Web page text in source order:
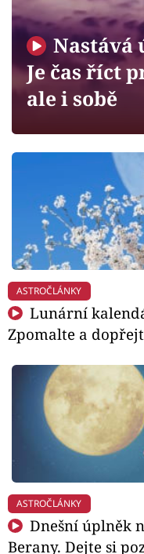
Sledujte prima+
Filmový
Mámy sobě
Přihlášení
Sledujte nás
Nastává
Je čas říct
ale i sobě
ASTROČLÁNKY
Lunární
Zpomalte a
ASTROČLÁNKY
Dnešní úplněk
Berany. Dejte si